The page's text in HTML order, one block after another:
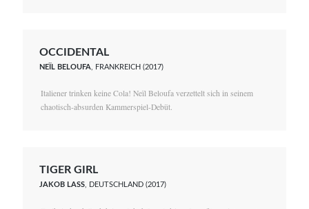
OCCIDENTAL
NEÏL BELOUFA , FRANKREICH (2017)
Italiener trinken keine Cola! Neïl Beloufa verzettelt sich in seinem
chaotisch-absurden Kammerspiel-Debüt.
TIGER GIRL
JAKOB LASS, DEUTSCHLAND (2017)